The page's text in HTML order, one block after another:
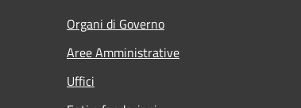
Organi di Governo
Aree Amministrative
Uffici